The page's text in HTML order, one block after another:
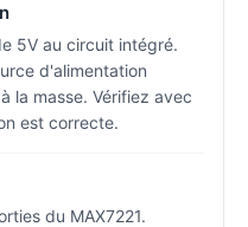
5V au circuit intégré.
d'alimentation
la masse. Vérifiez avec
est correcte.
du MAX7221.